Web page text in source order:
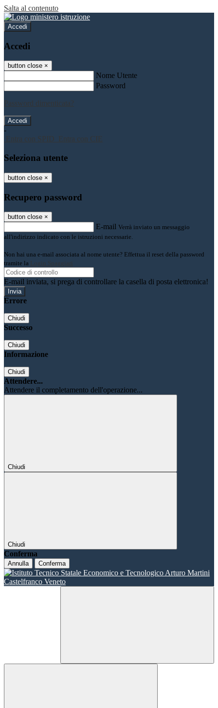
Salta al contenuto
Accedi
Accedi
button close ×
Nome Utente
Password
Password dimenticata?
-
Entra con SPID
Entra con CIE
Seleziona utente
button close ×
Recupero password
button close ×
E-mail Verrà inviato un messaggio
all'indirizzo indicato con le istruzioni necessarie.
Non hai una e-mail associata al nome utente? Effettua il reset della password
tramite la Login Spaggiari
E-mail inviata, si prega di controllare la casella di posta elettronica!
Errore
Chiudi
Successo
Chiudi
Informazione
Chiudi
Attendere...
Attendere il completamento dell'operazione...
Chiudi
Chiudi
Conferma
Annulla Conferma